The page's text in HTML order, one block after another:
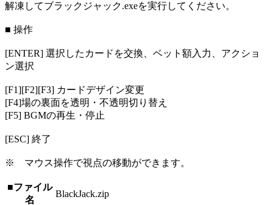
解凍してブラックジャック.exeを実行してください。
■ 操作
[ENTER] 選択したカードを交換、ベット額入力、アクショ
ン選択
[F1][F2][F3] カードデザイン変更
[F4]場の裏面を透明・不透明切り替え
[F5] BGMの再生・停止
[ESC] 終了
※ マウス操作で視点の移動ができます。
■ファイル
名
BlackJack.zip